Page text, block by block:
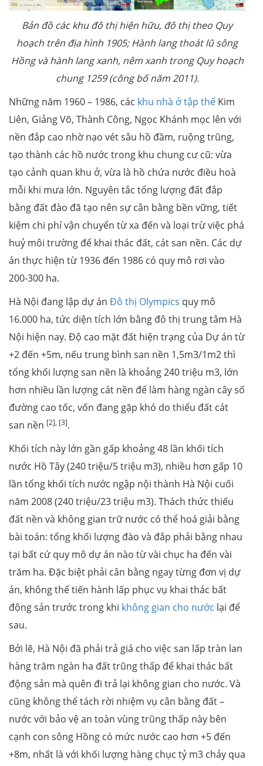
Bản đồ các khu đô thị hiện hữu, đô thị theo Quy
hoạch trên địa hình 1905; Hành lang thoát lũ sông
Hồng và hành lang xanh, nêm xanh trong Quy hoạch
chung 1259 (công bố năm 2011).
Những năm 1960 – 1986, các khu nhà ở tập thể Kim
Liên, Giảng Võ, Thành Công, Ngọc Khánh mọc lên với
nền đắp cao nhờ nạo vét sâu hồ đầm, ruộng trũng,
tạo thành các hồ nước trong khu chung cư cũ: vừa
tạo cảnh quan khu ở, vừa là hồ chứa nước điều hoà
mỗi khi mưa lớn. Nguyên tắc tổng lượng đất đắp
bằng đất đào đã tạo nên sự cân bằng bền vững, tiết
kiệm chi phí vận chuyển từ xa đến và loại trừ việc phá
huỷ môi trường để khai thác đất, cát san nền. Các dự
án thực hiện từ 1936 đến 1986 có quy mô rơi vào
200-300 ha.
Hà Nội đang lập dự án Đô thị Olympics quy mô
16.000 ha, tức diện tích lớn bằng đô thị trung tâm Hà
Nội hiện nay. Độ cao mặt đất hiện trạng của Dự án từ
+2 đến +5m, nếu trung bình san nền 1,5m3/1m2 thì
tổng khối lượng san nền là khoảng 240 triệu m3, lớn
hơn nhiều lần lượng cát nền để làm hàng ngàn cây số
đường cao tốc, vốn đang gặp khó do thiếu đất cát
san nền [2], [3].
Khối tích này lớn gần gấp khoảng 48 lần khối tích
nước Hồ Tây (240 triệu/5 triệu m3), nhiều hơn gấp 10
lần tổng khối tích nước ngập nội thành Hà Nội cuối
năm 2008 (240 triệu/23 triệu m3). Thách thức thiếu
đất nền và không gian trữ nước có thể hoá giải bằng
bài toán: tổng khối lượng đào và đắp phải bằng nhau
tại bất cứ quy mô dự án nào từ vài chục ha đến vài
trăm ha. Đặc biệt phải cân bằng ngay từng đơn vị dự
án, không thể tiến hành lấp phục vụ khai thác bất
động sản trước trong khi không gian cho nước lại để
sau.
Bởi lẽ, Hà Nội đã phải trả giá cho việc san lấp tràn lan
hàng trăm ngàn ha đất trũng thấp để khai thác bất
động sản mà quên đi trả lại không gian cho nước. Và
cũng không thể tách rời nhiệm vụ cân bằng đất –
nước với bảo vệ an toàn vùng trũng thấp này bên
cạnh con sông Hồng có mức nước cao hơn +5 đến
+8m, nhất là với khối lượng hàng chục tỷ m3 chảy qua